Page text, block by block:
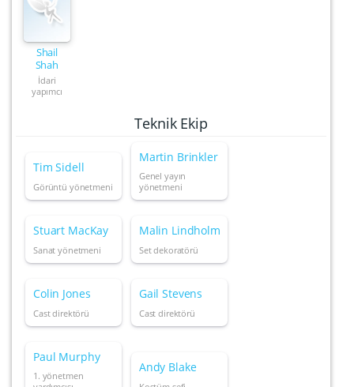
Shail
Shah
İdari
yapımcı
Teknik Ekip
Tim Sidell
Görüntü yönetmeni
Martin Brinkler
Genel yayın
yönetmeni
Stuart MacKay
Sanat yönetmeni
Malin Lindholm
Set dekoratörü
Colin Jones
Cast direktörü
Gail Stevens
Cast direktörü
Paul Murphy
1. yönetmen
Andy Blake